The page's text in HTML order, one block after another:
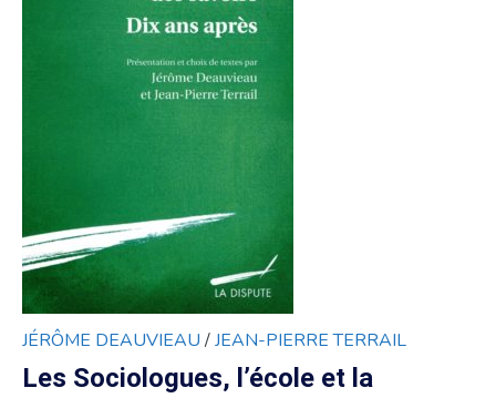
JÉRÔME DEAUVIEAU /JEAN-PIERRE TERRAIL
Les Sociologues, l’école et la